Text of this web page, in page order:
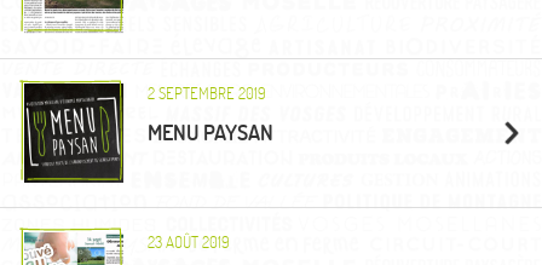
2 SEPTEMBRE 2019
MENU PAYSAN
23 AOÛT 2019